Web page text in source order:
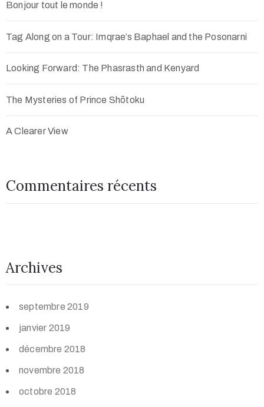
Bonjour tout le monde !
Tag Along on a Tour: Imqrae’s Baphael and the Posonarni
Looking Forward: The Phasrasth and Kenyard
The Mysteries of Prince Shōtoku
A Clearer View
Commentaires récents
Archives
septembre 2019
janvier 2019
décembre 2018
novembre 2018
octobre 2018